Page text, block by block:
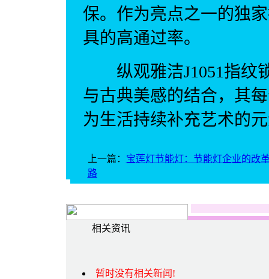
保。作为亮点之一的独
具的高通过率。
纵观雅洁J1051指纹
与古典美感的结合，其
为生活持续补充艺术的
上一篇： 宝莲灯节能灯：节能灯企业的改
路
相关资讯
暂时没有相关新闻!